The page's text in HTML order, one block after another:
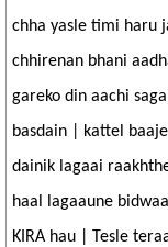
chha yasle timi haru
chhirenan bhani
gareko din aachi
basdain | kattel
dainik lagaai
haal lagaaune
KIRA hau | Tesle